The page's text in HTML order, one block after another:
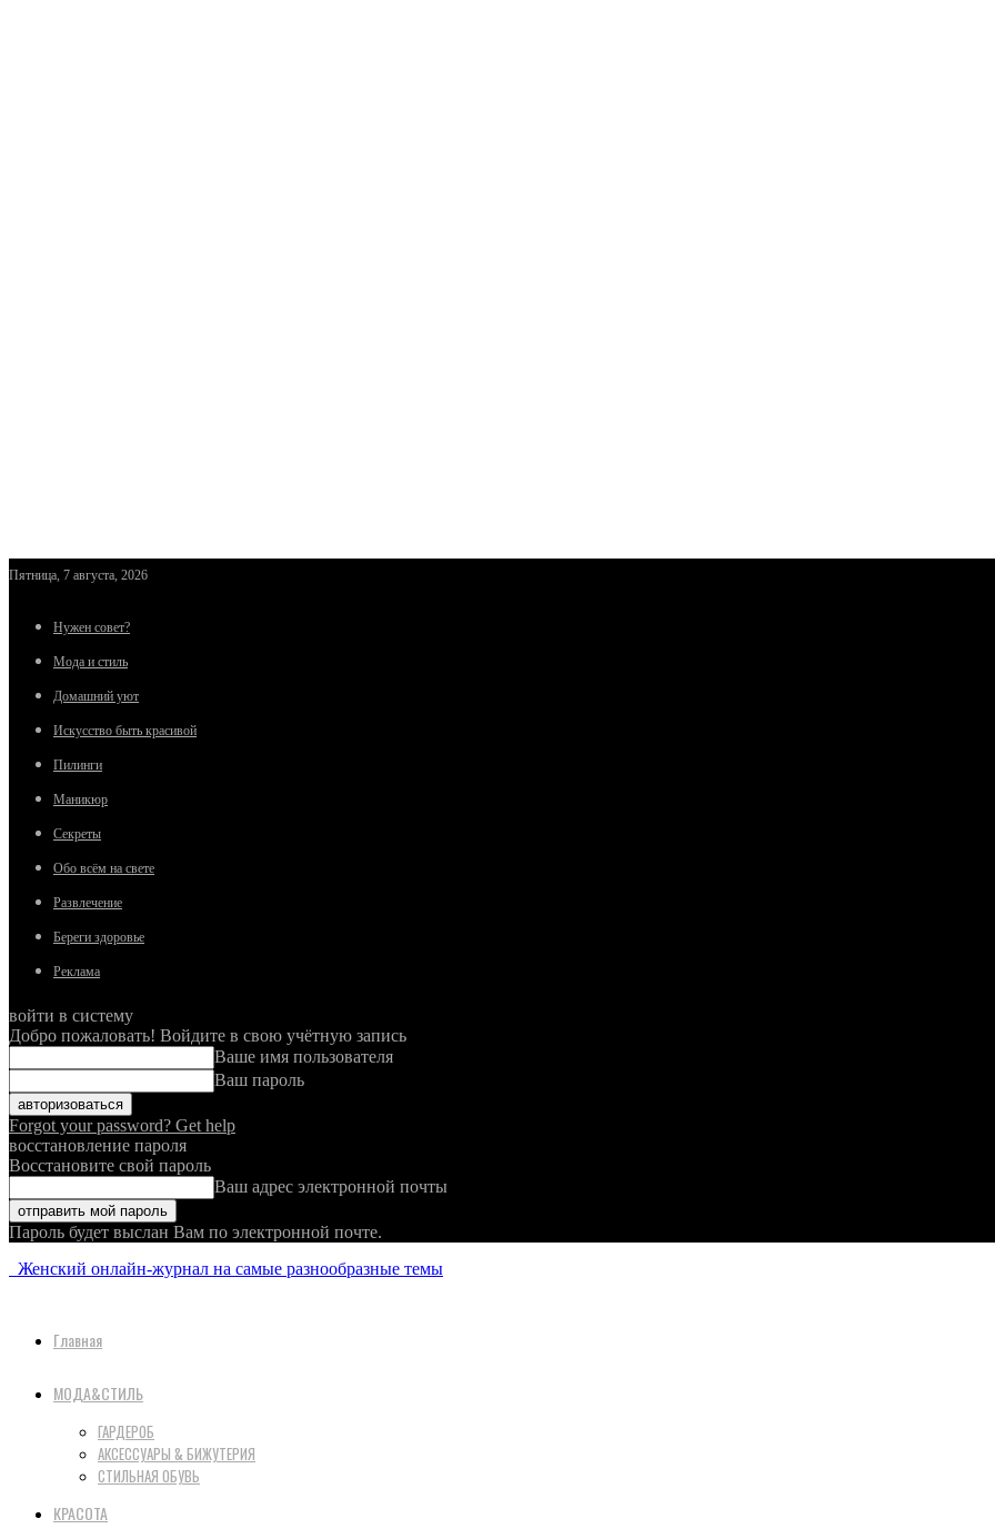
Пятница, 7 августа, 2026
Нужен совет?
Мода и стиль
Домашний уют
Искусство быть красивой
Пилинги
Маникюр
Секреты
Обо всём на свете
Развлечение
Береги здоровье
Реклама
войти в систему
Добро пожаловать! Войдите в свою учётную запись
Ваше имя пользователя
Ваш пароль
Forgot your password? Get help
восстановление пароля
Восстановите свой пароль
Ваш адрес электронной почты
Пароль будет выслан Вам по электронной почте.
Женский онлайн-журнал на самые разнообразные темы
Главная
МОДА&СТИЛЬ
ГАРДЕРОБ
АКСЕССУАРЫ & БИЖУТЕРИЯ
СТИЛЬНАЯ ОБУВЬ
КРАСОТА